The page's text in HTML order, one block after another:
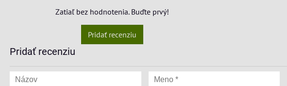
Zatiaľ bez hodnotenia. Buďte prvý!
Pridať recenziu
Pridať recenziu